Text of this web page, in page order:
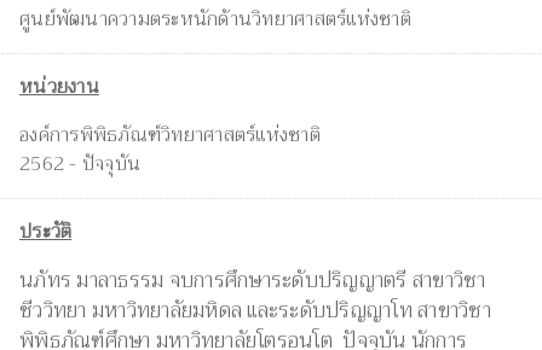
ศูนย์พัฒนาความตระหนักด้านวิทยาศาสตร์แห่งชาติ
หน่วยงาน
องค์การพิพิธภัณฑ์วิทยาศาสตร์แห่งชาติ
2562 - ปัจจุบัน
ประวัติ
นภัทร มาลาธรรม จบการศึกษาระดับปริญญาตรี สาขาวิชา
ชีววิทยา มหาวิทยาลัยมหิดล และระดับปริญญาโท สาขาวิชา
พิพิธภัณฑ์ศึกษา มหาวิทยาลัยโตรอนโต ปัจจุบัน นักการ